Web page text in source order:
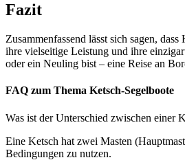
Fazit
Zusammenfassend lässt sich sagen,
ihre vielseitige Leistung und ihre
oder ein Neuling bist – eine Reise an
FAQ zum Thema Ketsch-Segelboote
Was ist der Unterschied zwischen einer
Eine Ketsch hat zwei Masten
Bedingungen zu nutzen.